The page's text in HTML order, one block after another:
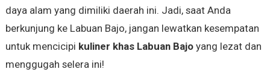
daya alam yang dimiliki daerah ini. Jadi, saat Anda
berkunjung ke Labuan Bajo, jangan lewatkan kesempatan
untuk mencicipi kuliner khas Labuan Bajoyang lezat dan
menggugah selera ini!